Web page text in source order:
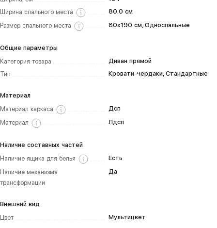
Ширина спального места
80.0 см
Размер спального места
80х190 см, Односпальные
Общие параметры
Категория товара
Диван прямой
Тип
Кровати-чердаки, Стандартные
Материал
Материал каркаса
Дсп
Материал
Лдсп
Наличие составных частей
Наличие ящика для белья
Есть
Наличие механизма
трансформации
Да
Внешний вид
Цвет
Мультицвет